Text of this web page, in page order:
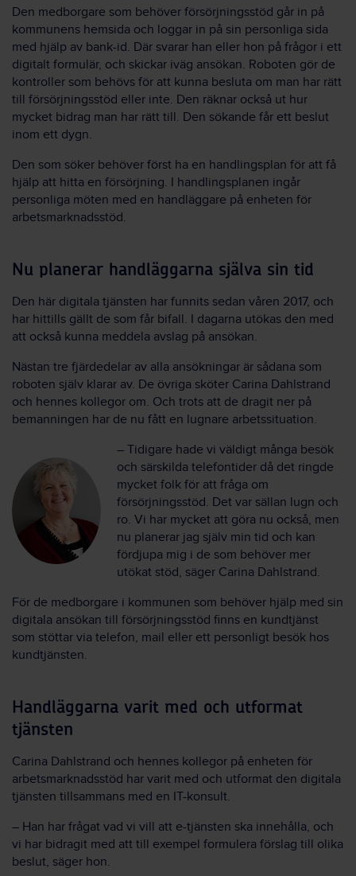
Den medborgare som behöver försörjningsstöd går in på
kommunens hemsida och loggar in på sin personliga sida
med hjälp av bank-id. Där svarar han eller hon på frågor i ett
digitalt formulär, och skickar iväg ansökan. Roboten gör de
kontroller som behövs för att kunna besluta om man har rätt
till försörjningsstöd eller inte. Den räknar också ut hur
mycket bidrag man har rätt till. Den sökande får ett beslut
inom ett dygn.
Den som söker behöver först ha en handlingsplan för att få
hjälp att hitta en försörjning. I handlingsplanen ingår
personliga möten med en handläggare på enheten för
arbetsmarknadsstöd.
Nu planerar handläggarna själva sin tid
Den här digitala tjänsten har funnits sedan våren 2017, och
har hittills gällt de som får bifall. I dagarna utökas den med
att också kunna meddela avslag på ansökan.
Nästan tre fjärdedelar av alla ansökningar är sådana som
roboten själv klarar av. De övriga sköter Carina Dahlstrand
och hennes kollegor om. Och trots att de dragit ner på
bemanningen har de nu fått en lugnare arbetssituation.
– Tidigare hade vi väldigt många besök
och särskilda telefontider då det ringde
mycket folk för att fråga om
försörjningsstöd. Det var sällan lugn och
ro. Vi har mycket att göra nu också, men
nu planerar jag själv min tid och kan
fördjupa mig i de som behöver mer
utökat stöd, säger Carina Dahlstrand.
För de medborgare i kommunen som behöver hjälp med sin
digitala ansökan till försörjningsstöd finns en kundtjänst
som stöttar via telefon, mail eller ett personligt besök hos
kundtjänsten.
Handläggarna varit med och utformat
tjänsten
Carina Dahlstrand och hennes kollegor på enheten för
arbetsmarknadsstöd har varit med och utformat den digitala
tjänsten tillsammans med en IT-konsult.
– Han har frågat vad vi vill att e-tjänsten ska innehålla, och
vi har bidragit med att till exempel formulera förslag till olika
beslut, säger hon.